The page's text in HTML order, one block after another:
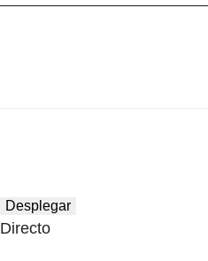
Desplegar
Directo